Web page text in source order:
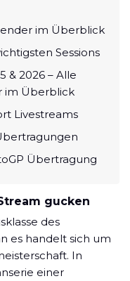
im Überblick
Sessions
& 2026 – Alle
im Überblick
Livestreams
Übertragung
gucken
des
es handelt sich um
In
einer